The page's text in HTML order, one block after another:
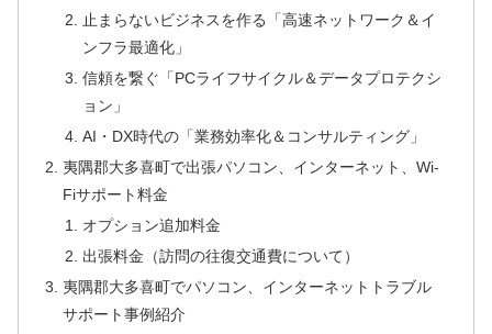
止まらないビジネスを作る「高速ネットワーク＆イ
ンフラ最適化」
信頼を繋ぐ「PCライフサイクル＆データプロテクシ
ョン」
AI・DX時代の「業務効率化＆コンサルティング」
夷隅郡大多喜町で出張パソコン、インターネット、Wi-
Fiサポート料金
オプション追加料金
出張料金（訪問の往復交通費について）
夷隅郡大多喜町でパソコン、インターネットトラブル
サポート事例紹介